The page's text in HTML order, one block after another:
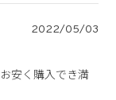
2022/05/03
安く購入でき満